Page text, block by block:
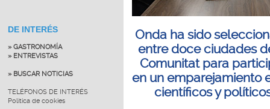
DE INTERÉS
» GASTRONOMÍA
» ENTREVISTAS
» BUSCAR NOTICIAS
TELÉFONOS DE INTERÉS
Política de cookies
Onda ha sido
entre doce ciudades
Comunitat para
en un emparejamiento
científicos y